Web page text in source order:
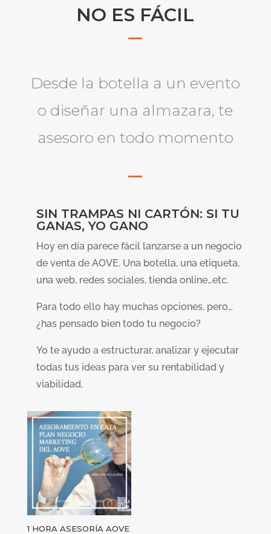
NO ES FÁCIL
Desde la botella a un evento
o diseñar una almazara, te
asesoro en todo momento
SIN TRAMPAS NI CARTÓN: SI TU
GANAS, YO GANO
Hoy en día parece fácil lanzarse a un negocio
de venta de AOVE. Una botella, una etiqueta,
una web, redes sociales, tienda online…etc.
Para todo ello hay muchas opciones, pero…
¿has pensado bien todo tu negocio?
Yo te ayudo a estructurar, analizar y ejecutar
todas tus ideas para ver su rentabilidad y
viabilidad.
1 HORA ASESORÍA AOVE